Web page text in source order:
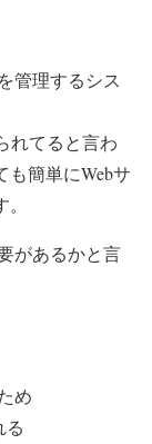
管理するシス
れてると言わ
簡単にWebサ
があるかと言
め
る